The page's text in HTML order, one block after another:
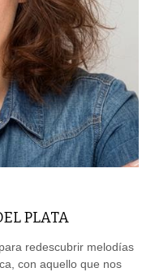
PLATA
con aquello que nos
agosto a las 21 hs en el